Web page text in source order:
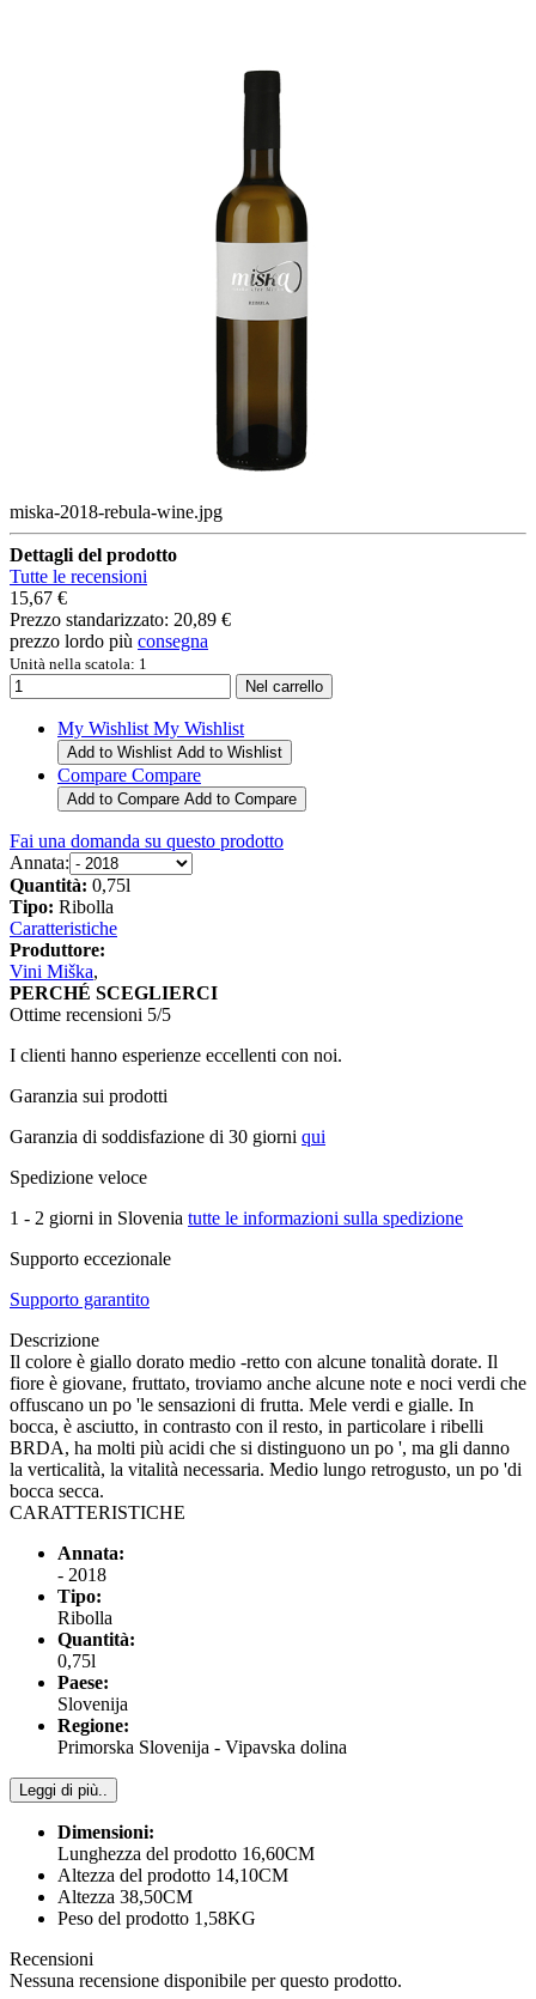
miska-2018-rebula-wine.jpg
Dettagli del prodotto
Tutte le recensioni
15,67 €
Prezzo standarizzato: 20,89 €
prezzo lordo più consegna
Unità nella scatola: 1
My Wishlist My Wishlist
Add to Wishlist Add to Wishlist
Compare Compare
Add to Compare Add to Compare
Fai una domanda su questo prodotto
Annata:
Quantità: 0,75l
Tipo: Ribolla
Caratteristiche
Produttore:
Vini Miška,
PERCHÉ SCEGLIERCI
Ottime recensioni 5/5
I clienti hanno esperienze eccellenti con noi.
Garanzia sui prodotti
Garanzia di soddisfazione di 30 giorni qui
Spedizione veloce
1 - 2 giorni in Slovenia tutte le informazioni sulla spedizione
Supporto eccezionale
Supporto garantito
Descrizione
Il colore è giallo dorato medio -retto con alcune tonalità dorate. Il
fiore è giovane, fruttato, troviamo anche alcune note e noci verdi che
offuscano un po 'le sensazioni di frutta. Mele verdi e gialle. In
bocca, è asciutto, in contrasto con il resto, in particolare i ribelli
BRDA, ha molti più acidi che si distinguono un po ', ma gli danno
la verticalità, la vitalità necessaria. Medio lungo retrogusto, un po 'di
bocca secca.
CARATTERISTICHE
Annata:
- 2018
Tipo:
Ribolla
Quantità:
0,75l
Paese:
Slovenija
Regione:
Primorska Slovenija - Vipavska dolina
Leggi di più..
Dimensioni:
Lunghezza del prodotto 16,60CM
Altezza del prodotto 14,10CM
Altezza 38,50CM
Peso del prodotto 1,58KG
Recensioni
Nessuna recensione disponibile per questo prodotto.